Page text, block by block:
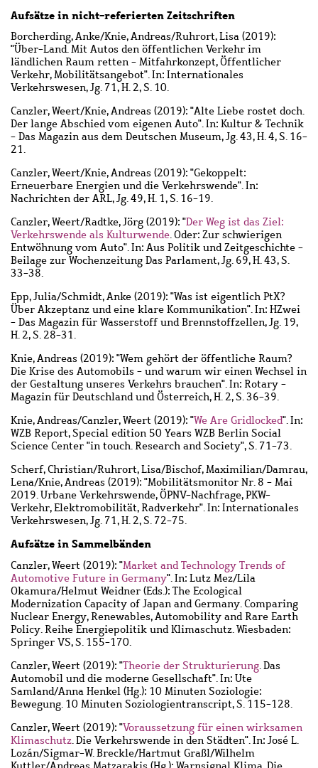
Aufsätze in nicht-referierten Zeitschriften
Borcherding, Anke/Knie, Andreas/Ruhrort, Lisa (2019):
"Über-Land. Mit Autos den öffentlichen Verkehr im
ländlichen Raum retten - Mitfahrkonzept, Öffentlicher
Verkehr, Mobilitätsangebot". In: Internationales
Verkehrswesen, Jg. 71, H. 2, S. 10.
Canzler, Weert/Knie, Andreas (2019): "Alte Liebe rostet doch.
Der lange Abschied vom eigenen Auto". In: Kultur & Technik
- Das Magazin aus dem Deutschen Museum, Jg. 43, H. 4, S. 16-
21.
Canzler, Weert/Knie, Andreas (2019): "Gekoppelt:
Erneuerbare Energien und die Verkehrswende". In:
Nachrichten der ARL, Jg. 49, H. 1, S. 16-19.
Canzler, Weert/Radtke, Jörg (2019): "Der Weg ist das Ziel:
Verkehrswende als Kulturwende. Oder: Zur schwierigen
Entwöhnung vom Auto". In: Aus Politik und Zeitgeschichte -
Beilage zur Wochenzeitung Das Parlament, Jg. 69, H. 43, S.
33-38.
Epp, Julia/Schmidt, Anke (2019): "Was ist eigentlich PtX?
Über Akzeptanz und eine klare Kommunikation". In: HZwei
- Das Magazin für Wasserstoff und Brennstoffzellen, Jg. 19,
H. 2, S. 28-31.
Knie, Andreas (2019): "Wem gehört der öffentliche Raum?
Die Krise des Automobils - und warum wir einen Wechsel in
der Gestaltung unseres Verkehrs brauchen". In: Rotary -
Magazin für Deutschland und Österreich, H. 2, S. 36-39.
Knie, Andreas/Canzler, Weert (2019): "We Are Gridlocked". In:
WZB Report, Special edition 50 Years WZB Berlin Social
Science Center "in touch. Research and Society", S. 71-73.
Scherf, Christian/Ruhrort, Lisa/Bischof, Maximilian/Damrau,
Lena/Knie, Andreas (2019): "Mobilitätsmonitor Nr. 8 - Mai
2019. Urbane Verkehrswende, ÖPNV-Nachfrage, PKW-
Verkehr, Elektromobilität, Radverkehr". In: Internationales
Verkehrswesen, Jg. 71, H. 2, S. 72-75.
Aufsätze in Sammelbänden
Canzler, Weert (2019): "Market and Technology Trends of
Automotive Future in Germany". In: Lutz Mez/Lila
Okamura/Helmut Weidner (Eds.): The Ecological
Modernization Capacity of Japan and Germany. Comparing
Nuclear Energy, Renewables, Automobility and Rare Earth
Policy. Reihe Energiepolitik und Klimaschutz. Wiesbaden:
Springer VS, S. 155-170.
Canzler, Weert (2019): "Theorie der Strukturierung. Das
Automobil und die moderne Gesellschaft". In: Ute
Samland/Anna Henkel (Hg.): 10 Minuten Soziologie:
Bewegung. 10 Minuten Soziologientranscript, S. 115-128.
Canzler, Weert (2019): "Voraussetzung für einen wirksamen
Klimaschutz. Die Verkehrswende in den Städten". In: José L.
Lozán/Sigmar-W. Breckle/Hartmut Graßl/Wilhelm